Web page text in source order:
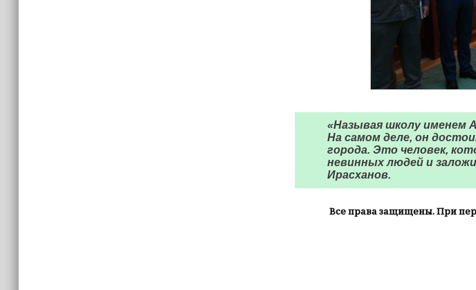
«Называя школу именем
На самом деле, он
города. Это человек,
невинных людей и
Ирасханов.
Все права защищены. При